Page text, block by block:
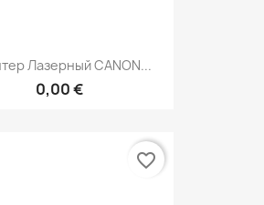
Лазерный CANON...
0,00 €
favorite_border